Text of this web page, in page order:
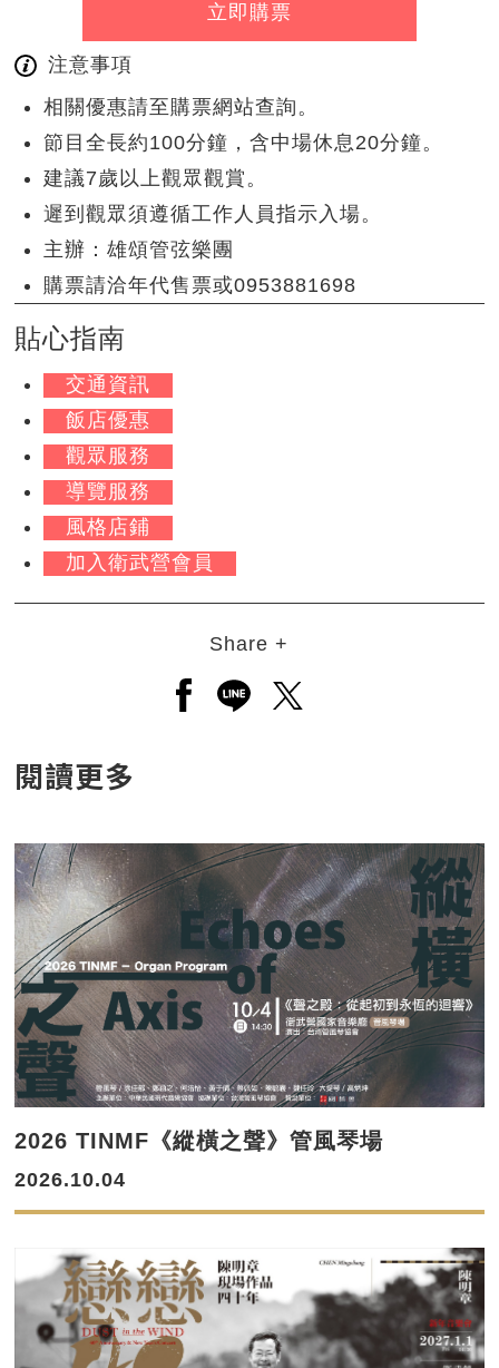
立即購票
注意事項
相關優惠請至購票網站查詢。
節目全長約100分鐘，含中場休息20分鐘。
建議7歲以上觀眾觀賞。
遲到觀眾須遵循工作人員指示入場。
主辦：雄頌管弦樂團
購票請洽年代售票或0953881698
貼心指南
交通資訊
飯店優惠
觀眾服務
導覽服務
風格店鋪
加入衛武營會員
Share +
另開新視窗分享至facebook
另開新視窗分享至line
另開新視窗分享至
閱讀更多
2026 TINMF《縱橫之聲》管風琴場
2026.10.04